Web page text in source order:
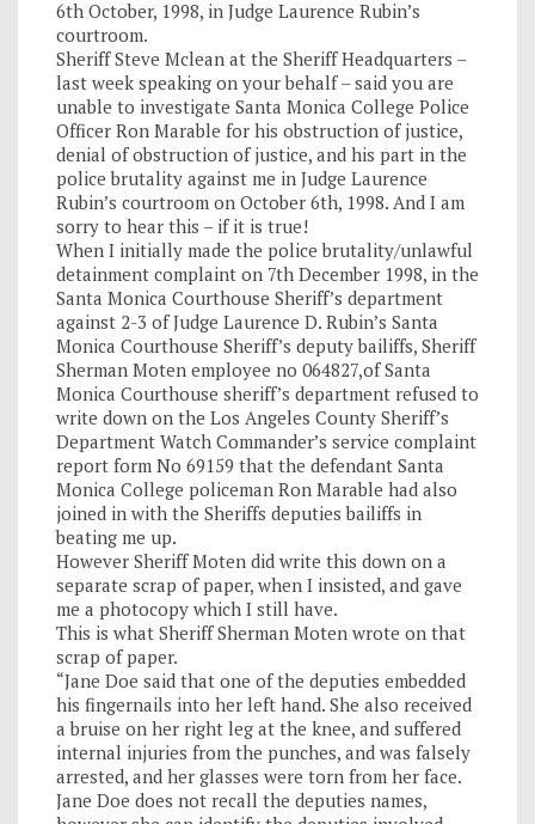
6th October, 1998, in Judge Laurence Rubin’s
courtroom.
Sheriff Steve Mclean at the Sheriff Headquarters –
last week speaking on your behalf – said you are
unable to investigate Santa Monica College Police
Officer Ron Marable for his obstruction of justice,
denial of obstruction of justice, and his part in the
police brutality against me in Judge Laurence
Rubin’s courtroom on October 6th, 1998. And I am
sorry to hear this – if it is true!
When I initially made the police brutality/unlawful
detainment complaint on 7th December 1998, in the
Santa Monica Courthouse Sheriff’s department
against 2-3 of Judge Laurence D. Rubin’s Santa
Monica Courthouse Sheriff’s deputy bailiffs, Sheriff
Sherman Moten employee no 064827,of Santa
Monica Courthouse sheriff’s department refused to
write down on the Los Angeles County Sheriff’s
Department Watch Commander’s service complaint
report form No 69159 that the defendant Santa
Monica College policeman Ron Marable had also
joined in with the Sheriffs deputies bailiffs in
beating me up.
However Sheriff Moten did write this down on a
separate scrap of paper, when I insisted, and gave
me a photocopy which I still have.
This is what Sheriff Sherman Moten wrote on that
scrap of paper.
“Jane Doe said that one of the deputies embedded
his fingernails into her left hand. She also received
a bruise on her right leg at the knee, and suffered
internal injuries from the punches, and was falsely
arrested, and her glasses were torn from her face.
Jane Doe does not recall the deputies names,